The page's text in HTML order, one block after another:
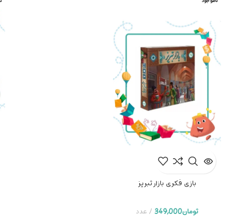
بازی فکری بازار تبریز
تومان349,000 عدد